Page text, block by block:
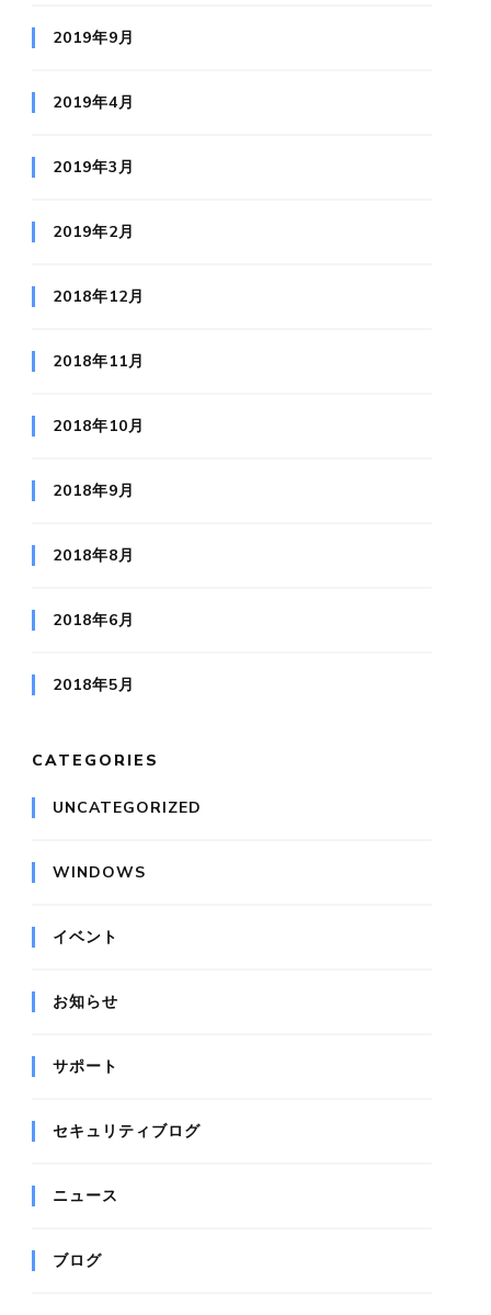
2019年9月
2019年4月
2019年3月
2019年2月
2018年12月
2018年11月
2018年10月
2018年9月
2018年8月
2018年6月
2018年5月
CATEGORIES
UNCATEGORIZED
WINDOWS
イベント
お知らせ
サポート
セキュリティブログ
ニュース
ブログ